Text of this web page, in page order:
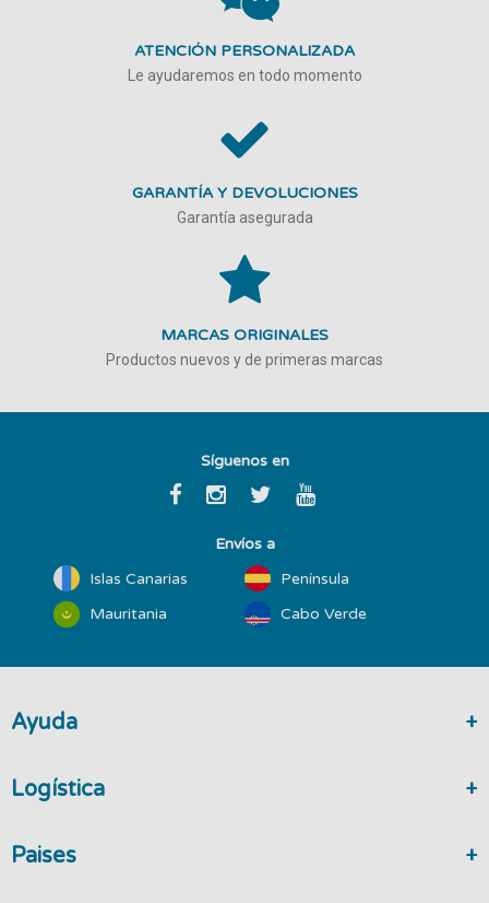
ATENCIÓN PERSONALIZADA
Le ayudaremos en todo momento
GARANTÍA Y DEVOLUCIONES
Garantía asegurada
MARCAS ORIGINALES
Productos nuevos y de primeras marcas
Síguenos en
Envíos a
Islas Canarias
Península
Mauritania
Cabo Verde
Ayuda
Logística
Paises